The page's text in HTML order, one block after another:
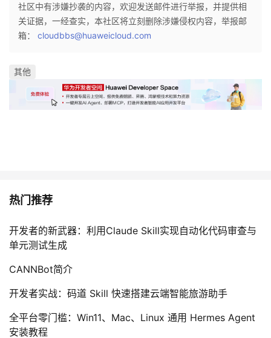
社区中有涉嫌抄袭的内容，欢迎发送邮件进行举报，并提供相
关证据，一经查实，本社区将立刻删除涉嫌侵权内容，举报邮
箱： cloudbbs@huaweicloud.com
其他
热门推荐
开发者的新武器：利用Claude Skill实现自动化代码审查与
单元测试生成
CANNBot简介
开发者实战：码道 Skill 快速搭建云端智能旅游助手
全平台零门槛：Win11、Mac、Linux 通用 Hermes Agent
安装教程